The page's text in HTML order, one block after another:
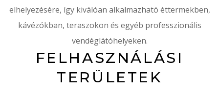
elhelyezésére, így kiválóan alkalmazható éttermekben,
kávézókban, teraszokon és egyéb professzionális
vendéglátóhelyeken.
FELHASZNÁLÁSI
TERÜLETEK